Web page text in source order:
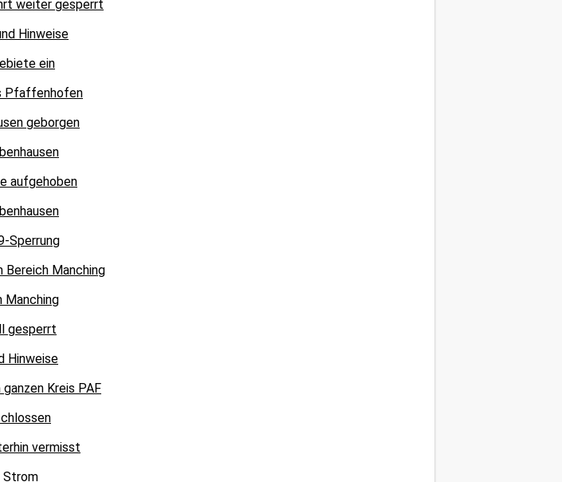
weiter gesperrt
Hinweise
ein
Pfaffenhofen
geborgen
aufgehoben
Sperrung
Bereich Manching
Manching
gesperrt
Hinweise
Kreis PAF
vermisst
Strom